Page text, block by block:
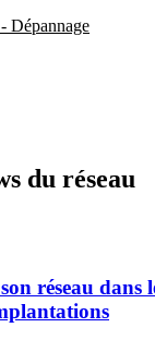
Dépannage
du réseau
réseau dans